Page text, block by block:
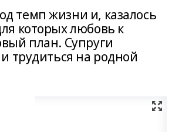
темп жизни и, казалось
которых любовь к
план. Супруги
трудиться на родной